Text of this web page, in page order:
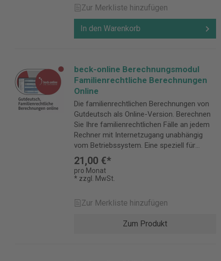
Zur Merkliste hinzufügen
In den Warenkorb
beck-online Berechnungsmodul
Familienrechtliche Berechnungen
Online
Die familienrechtlichen Berechnungen von
Gutdeutsch als Online-Version. Berechnen
Sie Ihre familienrechtlichen Fälle an jedem
Rechner mit Internetzugang unabhängig
vom Betriebssystem. Eine speziell für
touch-basierte Geräte angepasste
Oberfläche erlaubt es auch unterwegs beim
Mandanten oder bei Gericht unkompliziert
führenden familienrechtlichen
Berechnungsprogramm für Richter und
Handumdrehen: Unterhalt und Einkommen
21,00 €*
pro Monat
* zzgl. MwSt.
Zur Merkliste hinzufügen
Zum Produkt